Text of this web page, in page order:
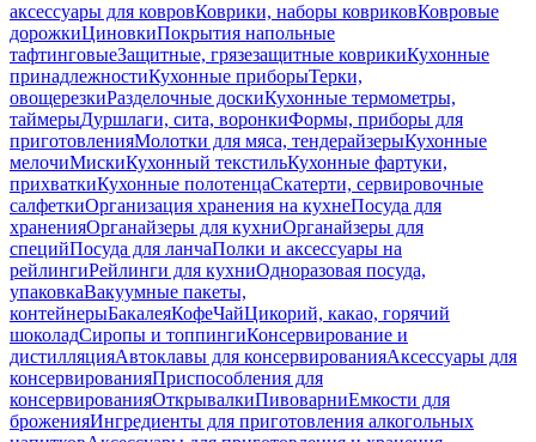
аксессуары для ковровКоврики, наборы ковриковКовровые
дорожкиЦиновкиПокрытия напольные
тафтинговыеЗащитные, грязезащитные коврикиКухонные
принадлежностиКухонные приборыТерки,
овощерезкиРазделочные доскиКухонные термометры,
таймерыДуршлаги, сита, воронкиФормы, приборы для
приготовленияМолотки для мяса, тендерайзерыКухонные
мелочиМискиКухонный текстильКухонные фартуки,
прихваткиКухонные полотенцаСкатерти, сервировочные
салфеткиОрганизация хранения на кухнеПосуда для
храненияОрганайзеры для кухниОрганайзеры для
специйПосуда для ланчаПолки и аксессуары на
рейлингиРейлинги для кухниОдноразовая посуда,
упаковкаВакуумные пакеты,
контейнерыБакалеяКофеЧайЦикорий, какао, горячий
шоколадСиропы и топпингиКонсервирование и
дистилляцияАвтоклавы для консервированияАксессуары для
консервированияПриспособления для
консервированияОткрывалкиПивоварниЕмкости для
броженияИнгредиенты для приготовления алкогольных